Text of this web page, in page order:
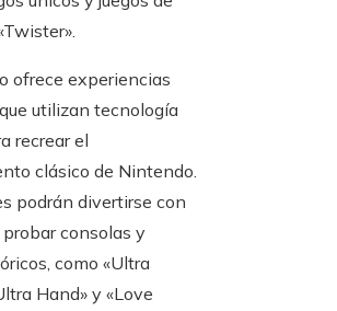
ofrece experiencias
utilizan tecnología
recrear el
clásico de Nintendo.
podrán divertirse con
consolas y
como «Ultra
Hand» y «Love